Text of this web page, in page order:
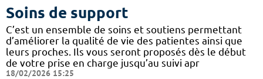
Soins de support
C’est un ensemble de soins et soutiens permettant
d’améliorer la qualité de vie des patientes ainsi que
leurs proches. Ils vous seront proposés dès le début
de votre prise en charge jusqu’au suivi apr
18/02/2026 15:25